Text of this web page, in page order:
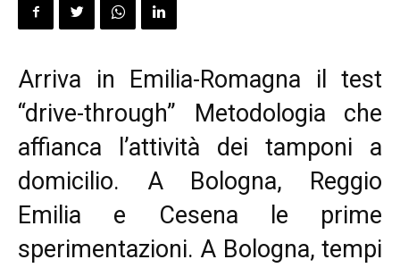
Arriva in Emilia-Romagna il test
“drive-through” Metodologia che
affianca l’attività dei tamponi a
domicilio. A Bologna, Reggio
Emilia e Cesena le prime
sperimentazioni. A Bologna, tempi